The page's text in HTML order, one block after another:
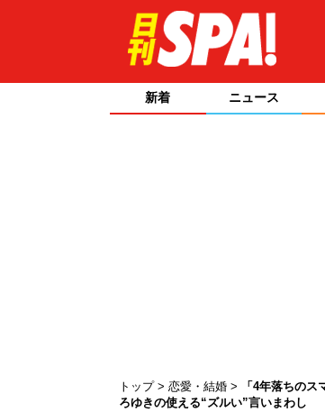
新着 ニュース
トップ 恋愛・結婚
「4年落ちの
ろゆきの使える“ズルい”言いまわし